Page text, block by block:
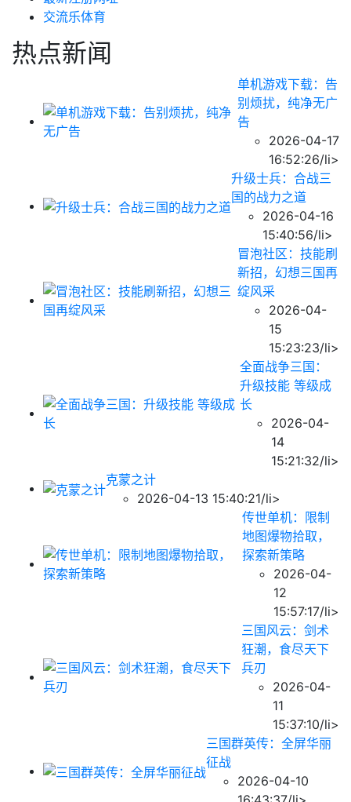
交流乐体育
热点新闻
单机游戏下载：告
别烦扰，纯净无广
告
2026-04-17
16:52:26/li>
升级士兵：合战三
国的战力之道
2026-04-16
15:40:56/li>
冒泡社区：技能刷
新招，幻想三国再
绽风采
2026-04-
15
15:23:23/li>
全面战争三国：
升级技能 等级成
长
2026-04-
14
15:21:32/li>
克蒙之计
2026-04-13 15:40:21/li>
传世单机：限制
地图爆物拾取，
探索新策略
2026-04-
12
15:57:17/li>
三国风云：剑术
狂潮，食尽天下
兵刃
2026-04-
11
15:37:10/li>
三国群英传：全屏华丽
征战
2026-04-10